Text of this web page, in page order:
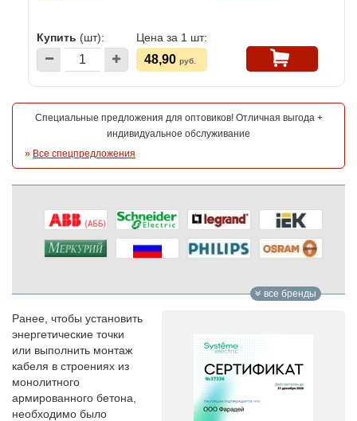
Купить (шт): Цена за 1 шт:
48,90 руб.
Специальные предложения для оптовиков! Отличная выгода +
индивидуальное обслуживание
» Все спецпредложения
все бренды
Ранее, чтобы установить
энергетические точки
или выполнить монтаж
кабеля в строениях из
монолитного
армированного бетона,
необходимо было